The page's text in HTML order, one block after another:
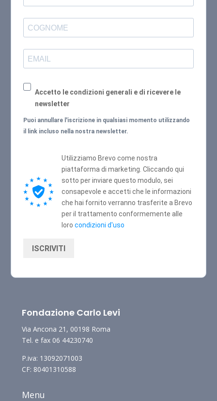
Accetto le condizioni generali e di ricevere le
newsletter
Puoi annullare l'iscrizione in qualsiasi momento utilizzando
il link incluso nella nostra newsletter.
Utilizziamo Brevo come nostra
piattaforma di marketing. Cliccando qui
sotto per inviare questo modulo, sei
consapevole e accetti che le informazioni
che hai fornito verranno trasferite a Brevo
per il trattamento conformemente alle
loro condizioni d'uso
ISCRIVITI
Fondazione Carlo Levi
Via Ancona 21, 00198 Roma
Tel. e fax 06 44230740
P.iva: 13092071003
CF: 80401310588
Menu